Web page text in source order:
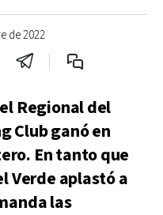
de 2022
Regional del
Club ganó en
En tanto que
Verde aplastó a
las